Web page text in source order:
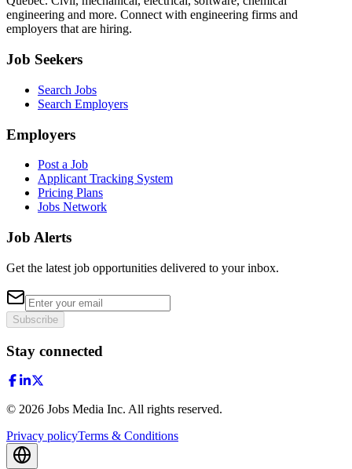
engineering and more. Connect with engineering firms and
employers that are hiring.
Job Seekers
Search Jobs
Search Employers
Employers
Post a Job
Applicant Tracking System
Pricing Plans
Jobs Network
Job Alerts
Get the latest job opportunities delivered to your inbox.
Subscribe
Stay connected
© 2026 Jobs Media Inc. All rights reserved.
Privacy policyTerms & Conditions